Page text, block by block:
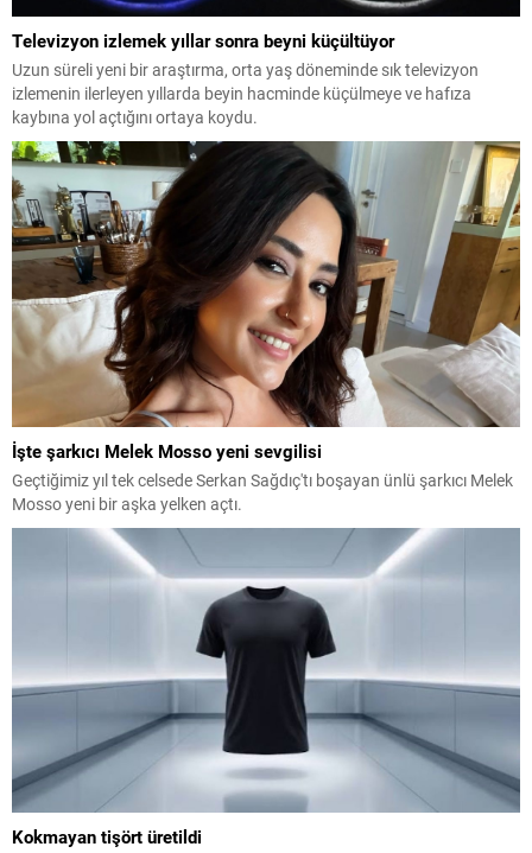
Televizyon izlemek yıllar sonra beyni küçültüyor
Uzun süreli yeni bir araştırma, orta yaş döneminde sık televizyon
izlemenin ilerleyen yıllarda beyin hacminde küçülmeye ve hafıza
kaybına yol açtığını ortaya koydu.
İşte şarkıcı Melek Mosso yeni sevgilisi
Geçtiğimiz yıl tek celsede Serkan Sağdıç'tı boşayan ünlü şarkıcı Melek
Mosso yeni bir aşka yelken açtı.
Kokmayan tişört üretildi